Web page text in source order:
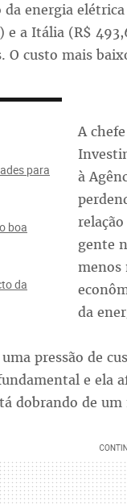
da energia
e a Itália (R$
O custo mais
para
boa
da
A
à
gente
menos
da
pressão de
e ela
dobrando de